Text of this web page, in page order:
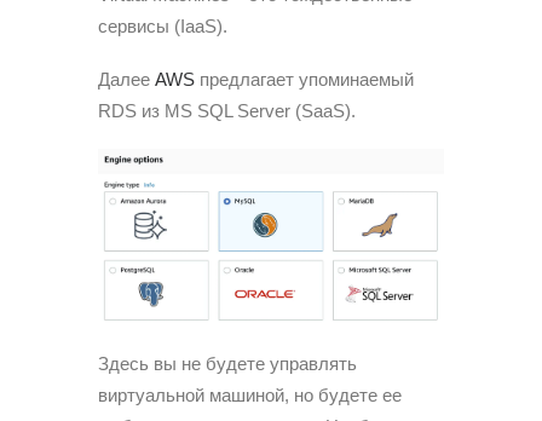
сервисы (IaaS).
Далее AWS предлагает упоминаемый
RDS из MS SQL Server (SaaS).
Здесь вы не будете управлять
виртуальной машиной, но будете ее